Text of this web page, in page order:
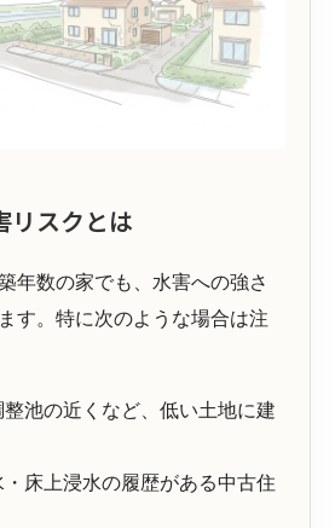
リスクとは
年数の家でも、水害への強さ
す。特に次のような場合は注
整池の近くなど、低い土地に建
床上浸水の履歴がある中古住